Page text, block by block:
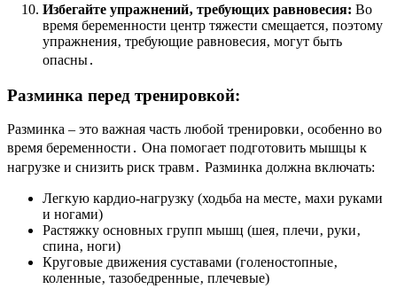
Избегайте упражнений‚ требующих равновесия: Во
время беременности центр тяжести смещается‚ поэтому
упражнения‚ требующие равновесия‚ могут быть
опасны․
Разминка перед тренировкой:
Разминка – это важная часть любой тренировки‚ особенно во
время беременности․ Она помогает подготовить мышцы к
нагрузке и снизить риск травм․ Разминка должна включать:
Легкую кардио-нагрузку (ходьба на месте‚ махи руками
и ногами)
Растяжку основных групп мышц (шея‚ плечи‚ руки‚
спина‚ ноги)
Круговые движения суставами (голеностопные‚
коленные‚ тазобедренные‚ плечевые)